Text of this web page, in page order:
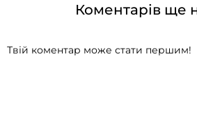
Коментарів ще
Твій коментар може стати першим!